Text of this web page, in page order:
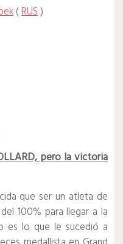
(RUS)
pero la victoria
que ser un atleta de
100% para llegar a la
es lo que le sucedió a